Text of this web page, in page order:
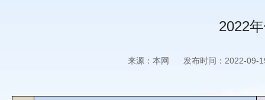
2022
来源：本网 发布时间：2022-09-